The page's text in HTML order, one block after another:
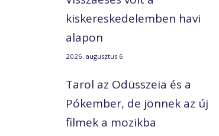
kiskereskedelemben havi
alapon
2026. augusztus 6.
Tarol az Odüsszeia és a
Pókember, de jönnek az új
filmek a mozikba